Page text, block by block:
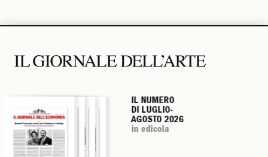
IL NUMERO
DI LUGLIO-
AGOSTO 2026
in edicola
IL NUMERO
DI LUGLIO-
AGOSTO 2026
in edicola
IL NUMERO
DI LUGLIO-
AGOSTO 2026
in edicola
IL NUMERO
DI LUGLIO-
AGOSTO 2026
in edicola